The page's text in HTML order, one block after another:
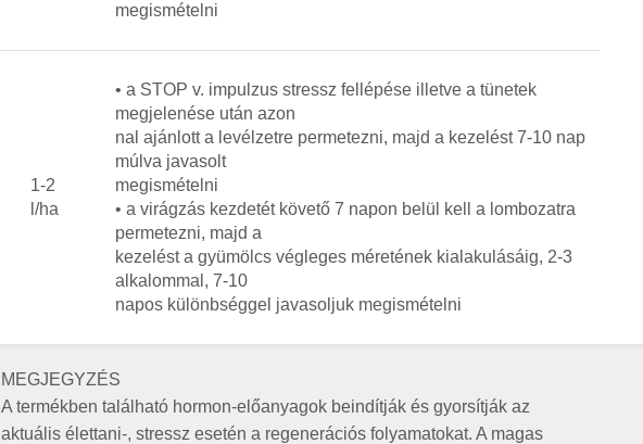
megismételni
1-2
l/ha
• a STOP v. impulzus stressz fellépése illetve a tünetek
megjelenése után azon
nal ajánlott a levélzetre permetezni, majd a kezelést 7-10 nap
múlva javasolt
megismételni
• a virágzás kezdetét követő 7 napon belül kell a lombozatra
permetezni, majd a
kezelést a gyümölcs végleges méretének kialakulásáig, 2-3
alkalommal, 7-10
napos különbséggel javasoljuk megismételni
MEGJEGYZÉS
A termékben található hormon-előanyagok beindítják és gyorsítják az
aktuális élettani-, stressz esetén a regenerációs folyamatokat. A magas